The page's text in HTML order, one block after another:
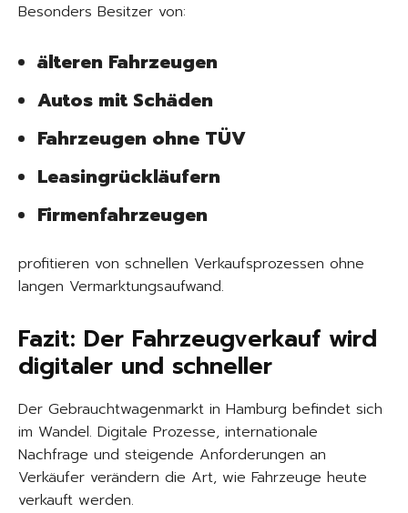
Besonders Besitzer von:
älteren Fahrzeugen
Autos mit Schäden
Fahrzeugen ohne TÜV
Leasingrückläufern
Firmenfahrzeugen
profitieren von schnellen Verkaufsprozessen ohne
langen Vermarktungsaufwand.
Fazit: Der Fahrzeugverkauf wird
digitaler und schneller
Der Gebrauchtwagenmarkt in Hamburg befindet sich
im Wandel. Digitale Prozesse, internationale
Nachfrage und steigende Anforderungen an
Verkäufer verändern die Art, wie Fahrzeuge heute
verkauft werden.